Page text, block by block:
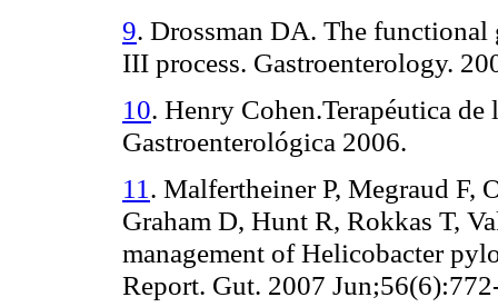
9. Drossman DA. The functional
III process. Gastroenterology.
10. Henry Cohen.Terapéutica
Gastroenterológica 2006.
11 . Malfertheiner P, Megraud F,
Graham D, Hunt R, Rokkas T,
management of Helicobacter
Report. Gut. 2007